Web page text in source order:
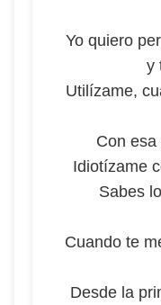
Yo quiero
y
Utilízame,
Con
Idiotízame
Sabes
Cuando te
Desde la